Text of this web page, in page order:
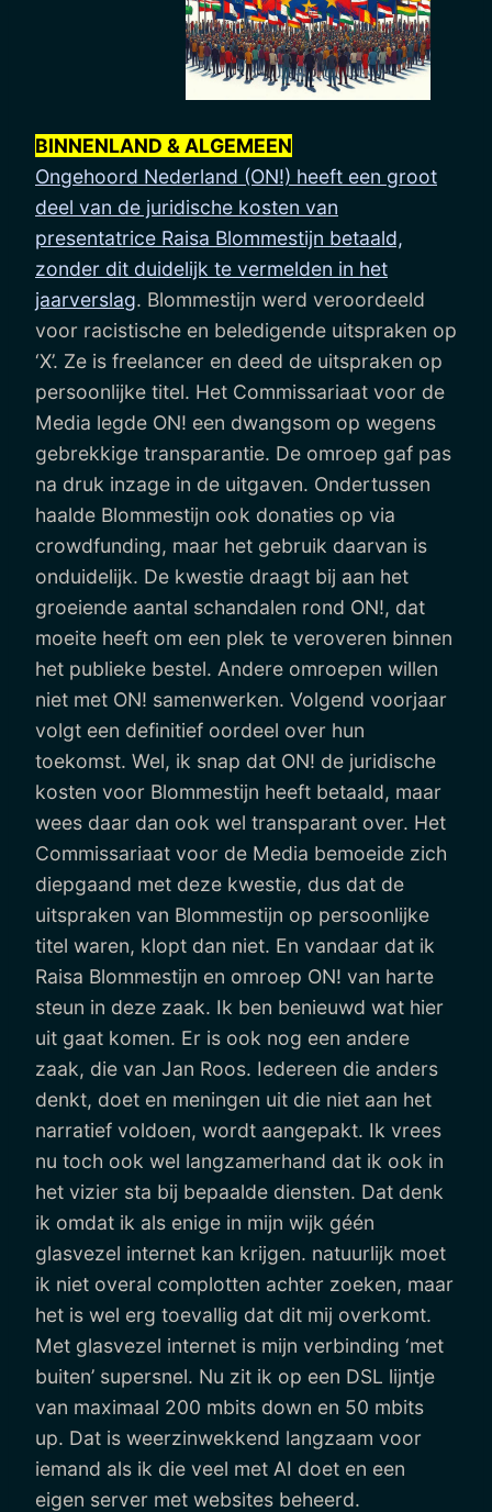
BINNENLAND & ALGEMEEN
Ongehoord Nederland (ON!) heeft een groot
deel van de juridische kosten van
presentatrice Raisa Blommestijn betaald,
zonder dit duidelijk te vermelden in het
jaarverslag. Blommestijn werd veroordeeld
voor racistische en beledigende uitspraken op
‘X’. Ze is freelancer en deed de uitspraken op
persoonlijke titel. Het Commissariaat voor de
Media legde ON! een dwangsom op wegens
gebrekkige transparantie. De omroep gaf pas
na druk inzage in de uitgaven. Ondertussen
haalde Blommestijn ook donaties op via
crowdfunding, maar het gebruik daarvan is
onduidelijk. De kwestie draagt bij aan het
groeiende aantal schandalen rond ON!, dat
moeite heeft om een plek te veroveren binnen
het publieke bestel. Andere omroepen willen
niet met ON! samenwerken. Volgend voorjaar
volgt een definitief oordeel over hun
toekomst. Wel, ik snap dat ON! de juridische
kosten voor Blommestijn heeft betaald, maar
wees daar dan ook wel transparant over. Het
Commissariaat voor de Media bemoeide zich
diepgaand met deze kwestie, dus dat de
uitspraken van Blommestijn op persoonlijke
titel waren, klopt dan niet. En vandaar dat ik
Raisa Blommestijn en omroep ON! van harte
steun in deze zaak. Ik ben benieuwd wat hier
uit gaat komen. Er is ook nog een andere
zaak, die van Jan Roos. Iedereen die anders
denkt, doet en meningen uit die niet aan het
narratief voldoen, wordt aangepakt. Ik vrees
nu toch ook wel langzamerhand dat ik ook in
het vizier sta bij bepaalde diensten. Dat denk
ik omdat ik als enige in mijn wijk géén
glasvezel internet kan krijgen. natuurlijk moet
ik niet overal complotten achter zoeken, maar
het is wel erg toevallig dat dit mij overkomt.
Met glasvezel internet is mijn verbinding ‘met
buiten’ supersnel. Nu zit ik op een DSL lijntje
van maximaal 200 mbits down en 50 mbits
up. Dat is weerzinwekkend langzaam voor
iemand als ik die veel met AI doet en een
eigen server met websites beheerd.